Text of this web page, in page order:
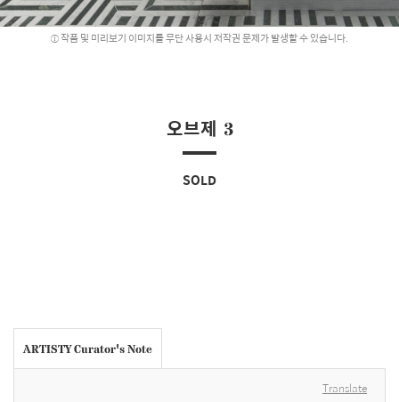
작품 및 미리보기 이미지를 무단 사용시 저작권 문제가 발생할 수 있습니다.
오브제 3
SOLD
ARTISTY Curator's Note
Translate